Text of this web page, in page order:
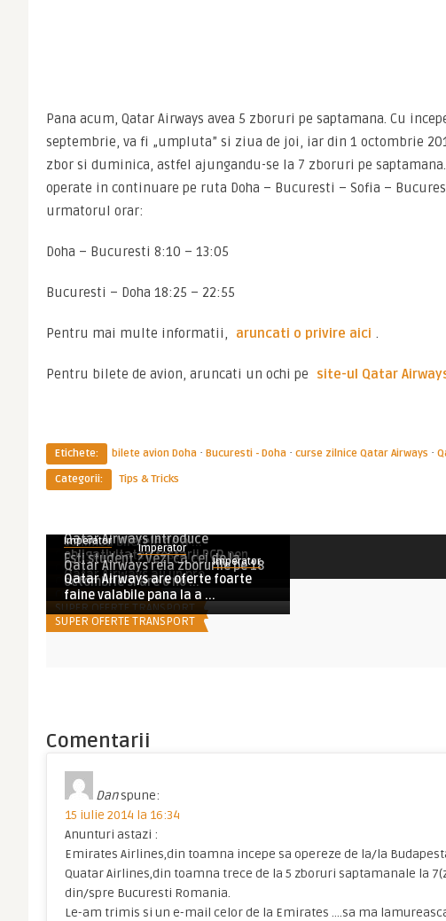
Pana acum, Qatar Airways avea 5 zboruri pe saptamana. Cu
septembrie, va fi „umpluta” si ziua de joi, iar din 1 octombrie
zbor si duminica, astfel ajungandu-se la 7 zboruri pe
operate in continuare pe ruta Doha – Bucuresti – Sofia –
urmatorul orar:
Doha – Bucuresti 8:10 – 13:05
Bucuresti – Doha 18:25 – 22:55
Pentru mai multe informatii, aruncati o privire aici .
Pentru bilete de avion, aruncati un ochi pe site-ul Qatar
Etichete: bilete avion Doha · Bucuresti - Doha · curse zilnice Qatar Airways ·
Categorii:
Tips & Tricks
Articole asemănătoare
COMPANII AERIENE
COMPANII AERIENE
schimba biletele de a ...
COMPANII AERIENE
Qatar Airways introduce
obligativitatea testarii PCR pen ...
COMPANII AERIENE
Imperator
Esti student ? Vezi ca cei de la
Qatar Airways au un pro ...
SUPER OFERTE TRANSPORT
Imperator
Qatar Airways reia zborurile pe 18
octombrie si are o no ...
SUPER OFERTE TRANSPORT
Imperator
Qatar Airways are oferte foarte
faine valabile pana la a ...
Comentarii
Dan spune:
15 iulie 2014 la 16:34
Anunturi astazi :
Emirates Airlines,din toamna incepe sa opereze de la/la
Quatar Airlines,din toamna trece de la 5 zboruri saptamanale la
din/spre Bucuresti Romania.
Le-am trimis si un e-mail celor de la Emirates ….sa ma